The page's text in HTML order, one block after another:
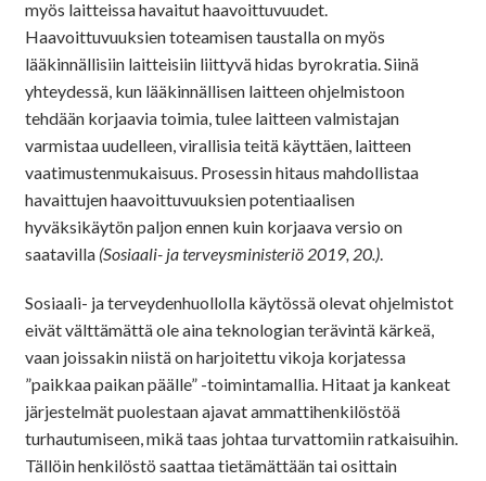
myös laitteissa havaitut haavoittuvuudet.
Haavoittuvuuksien toteamisen taustalla on myös
lääkinnällisiin laitteisiin liittyvä hidas byrokratia. Siinä
yhteydessä, kun lääkinnällisen laitteen ohjelmistoon
tehdään korjaavia toimia, tulee laitteen valmistajan
varmistaa uudelleen, virallisia teitä käyttäen, laitteen
vaatimustenmukaisuus. Prosessin hitaus mahdollistaa
havaittujen haavoittuvuuksien potentiaalisen
hyväksikäytön paljon ennen kuin korjaava versio on
saatavilla (Sosiaali- ja terveysministeriö 2019, 20.).
Sosiaali- ja terveydenhuollolla käytössä olevat ohjelmistot
eivät välttämättä ole aina teknologian terävintä kärkeä,
vaan joissakin niistä on harjoitettu vikoja korjatessa
”paikkaa paikan päälle” -toimintamallia. Hitaat ja kankeat
järjestelmät puolestaan ajavat ammattihenkilöstöä
turhautumiseen, mikä taas johtaa turvattomiin ratkaisuihin.
Tällöin henkilöstö saattaa tietämättään tai osittain